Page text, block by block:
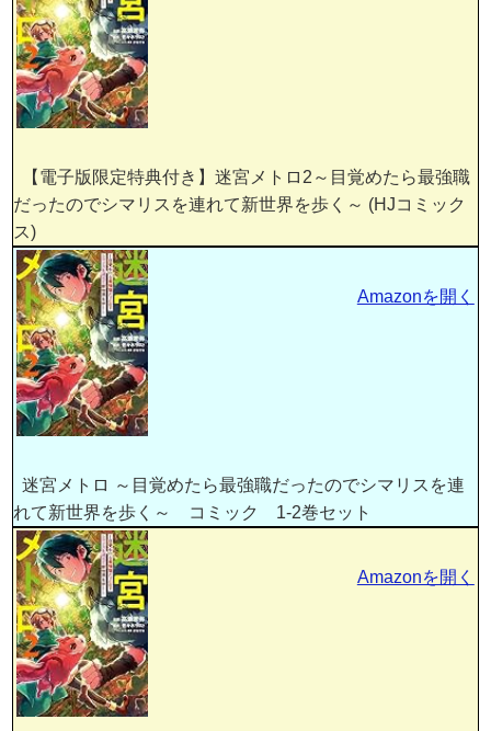
【電子版限定特典付き】迷宮メトロ2～目覚めたら最強職
だったのでシマリスを連れて新世界を歩く～ (HJコミック
ス)
迷宮メトロ ～目覚めたら最強職だったのでシマリスを連
れて新世界を歩く～ コミック 1-2巻セット
Amazonを開く
Amazonを開く